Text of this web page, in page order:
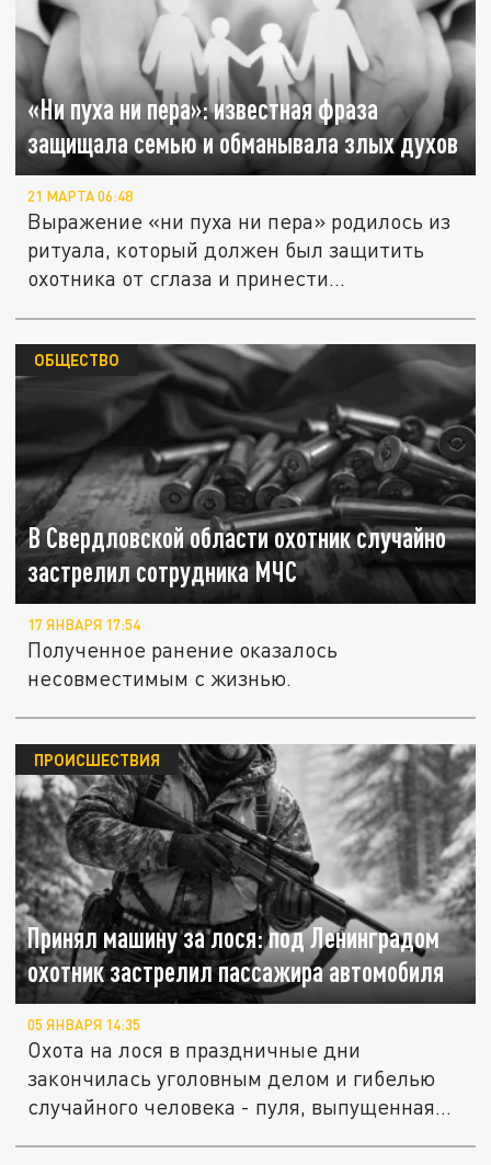
«Ни пуха ни пера»: известная фраза
защищала семью и обманывала злых духов
21 МАРТА 06:48
Выражение «ни пуха ни пера» родилось из
ритуала, который должен был защитить
охотника от сглаза и принести...
В Свердловской области охотник случайно
застрелил сотрудника МЧС
ОБЩЕСТВО
17 ЯНВАРЯ 17:54
Полученное ранение оказалось
несовместимым с жизнью.
Принял машину за лося: под Ленинградом
охотник застрелил пассажира автомобиля
ПРОИСШЕСТВИЯ
05 ЯНВАРЯ 14:35
Охота на лося в праздничные дни
закончилась уголовным делом и гибелью
случайного человека - пуля, выпущенная